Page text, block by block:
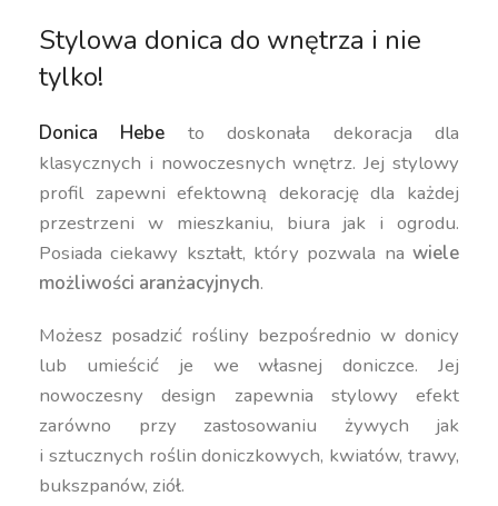
Stylowa donica do wnętrza i nie
tylko!
Donica Hebe to doskonała dekoracja dla
klasycznych i nowoczesnych wnętrz. Jej stylowy
profil zapewni efektowną dekorację dla każdej
przestrzeni w mieszkaniu, biura jak i ogrodu.
Posiada ciekawy kształt, który pozwala na wiele
możliwości aranżacyjnych.
Możesz posadzić rośliny bezpośrednio w donicy
lub umieścić je we własnej doniczce. Jej
nowoczesny design zapewnia stylowy efekt
zarówno przy zastosowaniu żywych jak
i sztucznych roślin doniczkowych, kwiatów, trawy,
bukszpanów, ziół.